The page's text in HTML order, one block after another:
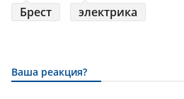
Брест электрика
Ваша реакция?